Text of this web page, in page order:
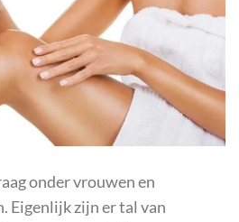
onder vrouwen en
Eigenlijk zijn er tal van